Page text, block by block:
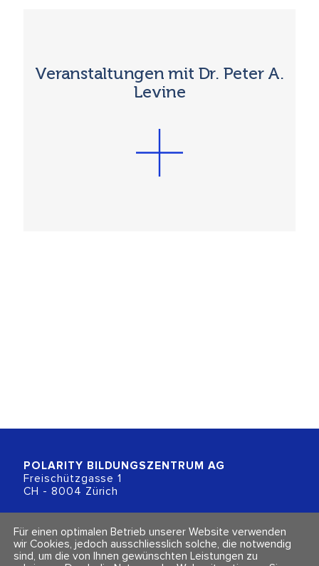
Veranstaltungen mit Dr. Peter A.
Levine
POLARITY BILDUNGSZENTRUM AG
Freischützgasse 1
CH - 8004 Zürich
+41 (0)44 218 80 80
info@polarity.ch
Für einen optimalen Betrieb unserer Website verwenden
wir Cookies, jedoch ausschliesslich solche, die notwendig
sind, um die von Ihnen gewünschten Leistungen zu